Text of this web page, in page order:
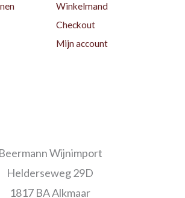
Winkelmand
Checkout
Mijn account
Beermann Wijnimport
Helderseweg 29D
1817 BA Alkmaar